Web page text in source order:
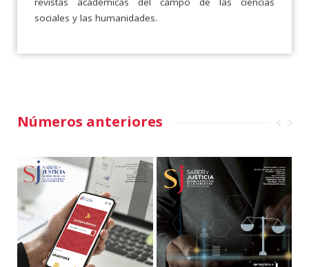
sociales y las humanidades.
Números anteriores